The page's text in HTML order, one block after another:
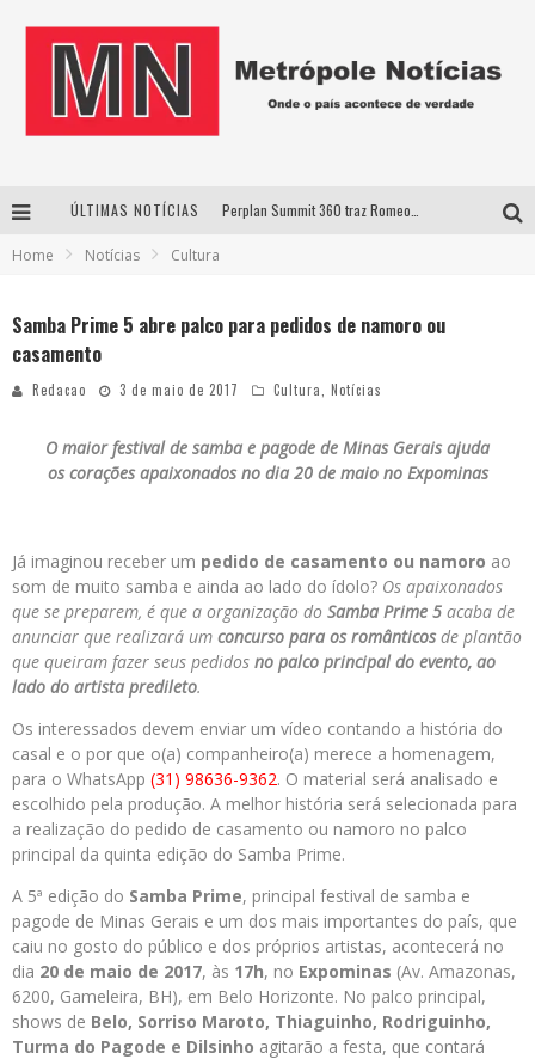
ÚLTIMAS NOTÍCIAS
Home Notícias Cultura
Samba Prime 5 abre palco para pedidos de namoro ou
casamento
Redacao 3 de maio de 2017 Cultura Notícias
O maior festival de samba e pagode de Minas Gerais ajuda
os corações apaixonados no dia 20 de maio no Expominas
Já imaginou receber um pedido de casamento ou namoro ao
som de muito samba e ainda ao lado do ídolo? Os apaixonados
que se preparem, é que a organização do Samba Prime 5 acaba de
anunciar que realizará um concurso para os românticosde plantão
que queiram fazer seus pedidos no palco principal do evento, ao
lado do artista predileto.
Os interessados devem enviar um vídeo contando a história do
casal e o por que o(a) companheiro(a) merece a homenagem,
para o WhatsApp (31) 98636-9362. O material será analisado e
escolhido pela produção. A melhor história será selecionada para
a realização do pedido de casamento ou namoro no palco
principal da quinta edição do Samba Prime.
A 5ª edição do Samba Prime, principal festival de samba e
pagode de Minas Gerais e um dos mais importantes do país, que
caiu no gosto do público e dos próprios artistas, acontecerá no
dia 20 de maio de 2017, às 17h, no Expominas (Av. Amazonas,
6200, Gameleira, BH), em Belo Horizonte. No palco principal,
shows de Belo, Sorriso Maroto, Thiaguinho, Rodriguinho,
Turma do Pagode e Dilsinho agitarão a festa, que contará